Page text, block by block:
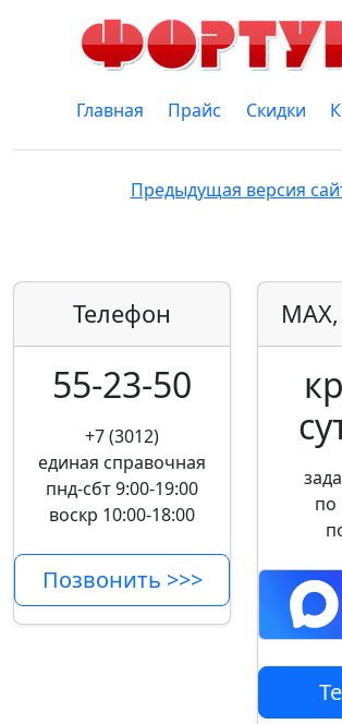
Главная Прайс Скидки
Предыдущая версия
Телефон
55-23-50
+7 (3012)
единая справочная
пнд-сбт 9:00-19:00
воскр 10:00-18:00
Позвонить >>>
по